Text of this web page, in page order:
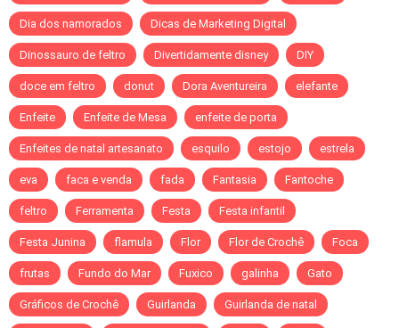
Dia dos namorados Dicas de Marketing Digital
Dinossauro de feltro Divertidamente disney DIY
doce em feltro donut Dora Aventureira elefante
Enfeite Enfeite de Mesa enfeite de porta
Enfeites de natal artesanato esquilo estojo estrela
eva faca e venda fada Fantasia Fantoche
feltro Ferramenta Festa Festa infantil
Festa Junina flamula Flor Flor de Crochê Foca
frutas Fundo do Mar Fuxico galinha Gato
Gráficos de Crochê Guirlanda Guirlanda de natal